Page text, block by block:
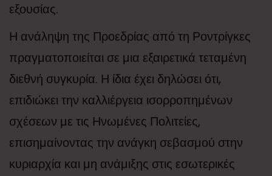
εξουσίας.
Η ανάληψη της Προεδρίας από τη Ροντρίγκες
πραγματοποιείται σε μια εξαιρετικά τεταμένη
διεθνή συγκυρία. Η ίδια έχει δηλώσει ότι,
επιδιώκει την καλλιέργεια ισορροπημένων
σχέσεων με τις Ηνωμένες Πολιτείες,
επισημαίνοντας την ανάγκη σεβασμού στην
κυριαρχία και μη ανάμιξης στις εσωτερικές